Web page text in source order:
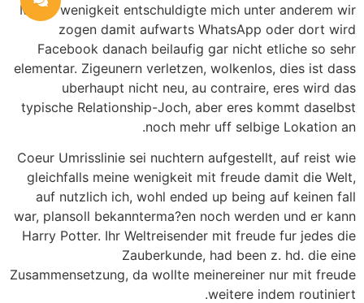
Meine wenigkeit entschuldigte mich unter anderem wir
zogen damit aufwarts WhatsApp oder dort wird
Facebook danach beilaufig gar nicht etliche so sehr
elementar. Zigeunern verletzen, wolkenlos, dies ist dass
uberhaupt nicht neu, au contraire, eres wird das
typische Relationship-Joch, aber eres kommt daselbst
noch mehr uff selbige Lokation an.
Coeur Umrisslinie sei nuchtern aufgestellt, auf reist wie
gleichfalls meine wenigkeit mit freude damit die Welt,
auf nutzlich ich, wohl ended up being auf keinen fall
war, plansoll bekannterma?en noch werden und er kann
Harry Potter. Ihr Weltreisender mit freude fur jedes die
Zauberkunde, had been z. hd. die eine
Zusammensetzung, da wollte meinereiner nur mit freude
weitere indem routiniert.